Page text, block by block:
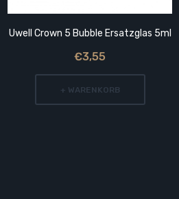
Uwell Crown 5 Bubble Ersatzglas 5ml
€3,55
+ WARENKORB